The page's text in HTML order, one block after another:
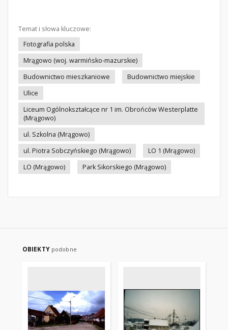
Temat i słowa kluczowe:
Fotografia polska
Mrągowo (woj. warmińsko-mazurskie)
Budownictwo mieszkaniowe
Budownictwo miejskie
Ulice
Liceum Ogólnokształcące nr 1 im. Obrońców Westerplatte
(Mrągowo)
ul. Szkolna (Mrągowo)
ul. Piotra Sobczyńskiego (Mrągowo)
LO 1 (Mrągowo)
LO (Mrągowo)
Park Sikorskiego (Mrągowo)
OBIEKTY podobne